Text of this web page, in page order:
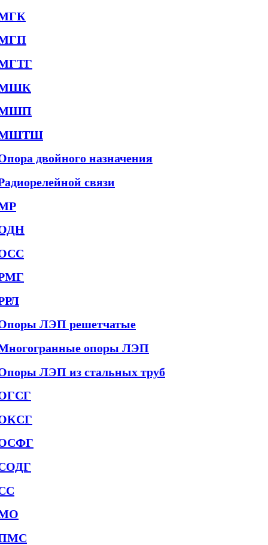
двойного назначения
связи
ЛЭП решетчатые
опоры ЛЭП
ЛЭП из стальных труб